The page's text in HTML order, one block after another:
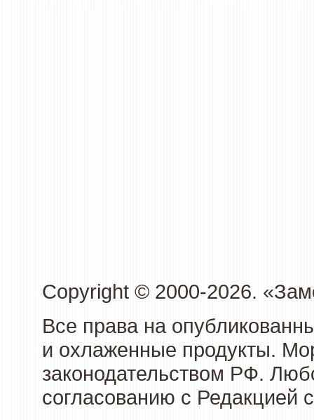
Copyright © 2000-2026.
Все права на
и охлаженные продукты.
законодательством РФ.
согласованию с Редакцией